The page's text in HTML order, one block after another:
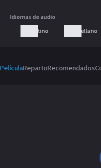
Idiomas de audio
Latino
Castellano
PelículaRepartoRecomendados